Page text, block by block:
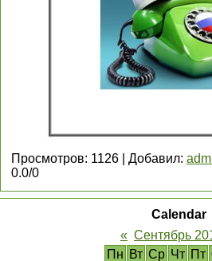
Просмотров: 1126 Добавил:
0.0/0
Calendar
« Сентябрь
Пн Вт Ср Чт Пт